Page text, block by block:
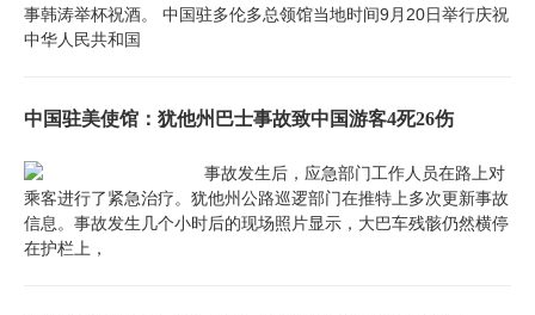
事韩涛举杯祝酒。 中国驻多伦多总领馆当地时间9月20日举行庆祝
中华人民共和国
中国驻美使馆：犹他州巴士事故致中国游客4死26伤
事故发生后，应急部门工作人员在路上对
乘客进行了紧急治疗。犹他州公路巡逻部门在推特上多次更新事故
信息。事故发生几个小时后的现场照片显示，大巴车残骸仍然横停
在护栏上，